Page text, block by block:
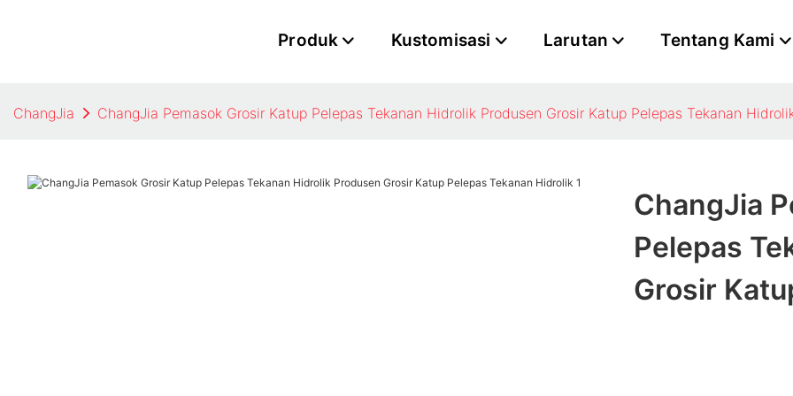
Produk Kustomisasi Larutan Tentang Kami
ChangJia ChangJia Pemasok Grosir Katup Pelepas Tekanan Hidrolik Produsen Grosir Katup Pelepas Tekanan
ChangJia
Pelepas
Grosir